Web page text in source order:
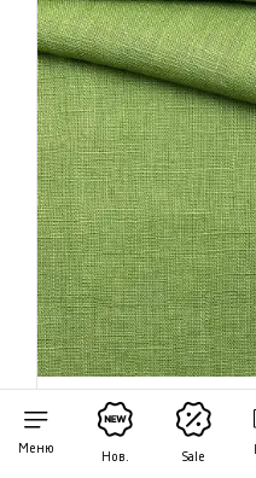
Меню
Нов. Sale
Ткань Лён светло-
20436